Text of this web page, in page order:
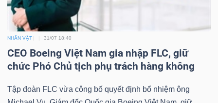
NHÂN VẬT 31/07 18:40
CEO Boeing Việt Nam gia nhập FLC, giữ
chức Phó Chủ tịch phụ trách hàng không
Tập đoàn FLC vừa công bố quyết định bổ nhiệm ông